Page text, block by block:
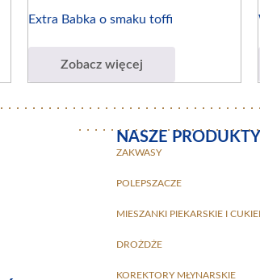
Extra Babka o smaku toffi
Zobacz więcej
NASZE PRODUKTY
ZAKWASY
POLEPSZACZE
MIESZANKI PIEKARSKIE I
DROŻDŻE
KOREKTORY MŁYNARSKIE